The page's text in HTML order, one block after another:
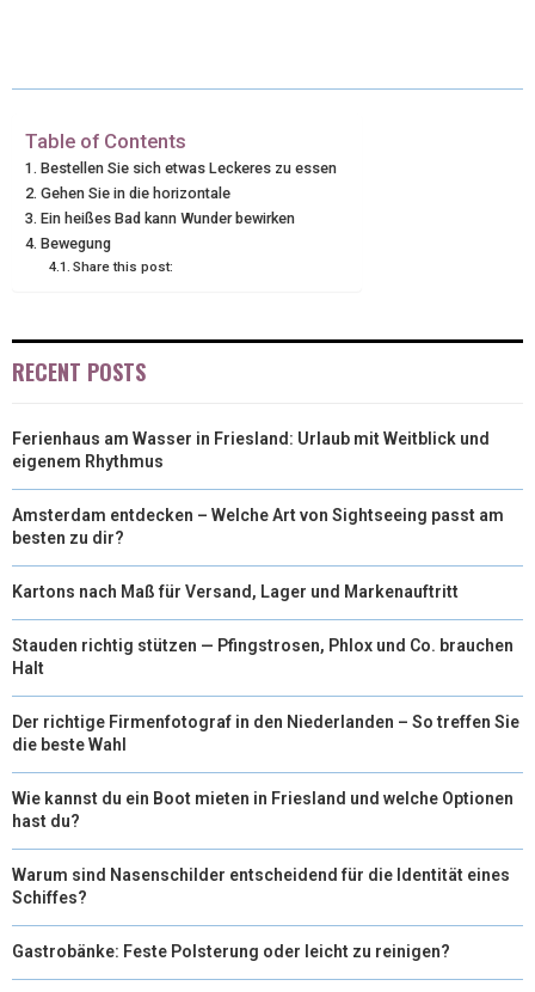
W
T
T
E
)
E
O
O
T
R
E
K I
Table of Contents
Bestellen Sie sich etwas Leckeres zu essen
Gehen Sie in die horizontale
Ein heißes Bad kann Wunder bewirken
Bewegung
Share this post:
RECENT POSTS
Ferienhaus am Wasser in Friesland: Urlaub mit Weitblick und
eigenem Rhythmus
Amsterdam entdecken – Welche Art von Sightseeing passt am
besten zu dir?
Kartons nach Maß für Versand, Lager und Markenauftritt
Stauden richtig stützen — Pfingstrosen, Phlox und Co. brauchen
Halt
Der richtige Firmenfotograf in den Niederlanden – So treffen Sie
die beste Wahl
Wie kannst du ein Boot mieten in Friesland und welche Optionen
hast du?
Warum sind Nasenschilder entscheidend für die Identität eines
Schiffes?
Gastrobänke: Feste Polsterung oder leicht zu reinigen?